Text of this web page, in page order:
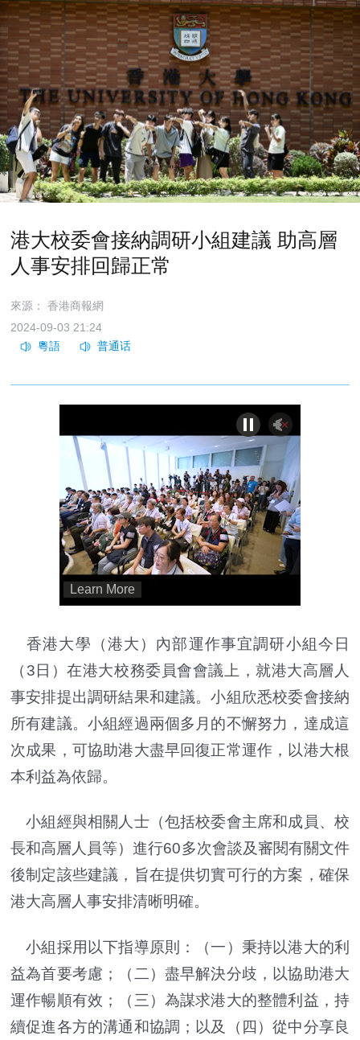
港大校委會接納調研小組建議 助高層
人事安排回歸正常
來源：​ 香港商報網
2024-09-03 21:24
香港大學（港大）內部運作事宜調研小組今日
（3日）在港大校務委員會會議上，就港大高層人
事安排提出調研結果和建議。小組欣悉校委會接納
所有建議。小組經過兩個多月的不懈努力，達成這
次成果，可協助港大盡早回復正常運作，以港大根
本利益為依歸。
小組經與相關人士（包括校委會主席和成員、校
長和高層人員等）進行60多次會談及審閱有關文件
後制定該些建議，旨在提供切實可行的方案，確保
港大高層人事安排清晰明確。
小組採用以下指導原則：（一）秉持以港大的利
益為首要考慮；（二）盡早解決分歧，以協助港大
運作暢順有效；（三）為謀求港大的整體利益，持
續促進各方的溝通和協調；以及（四）從中分享良